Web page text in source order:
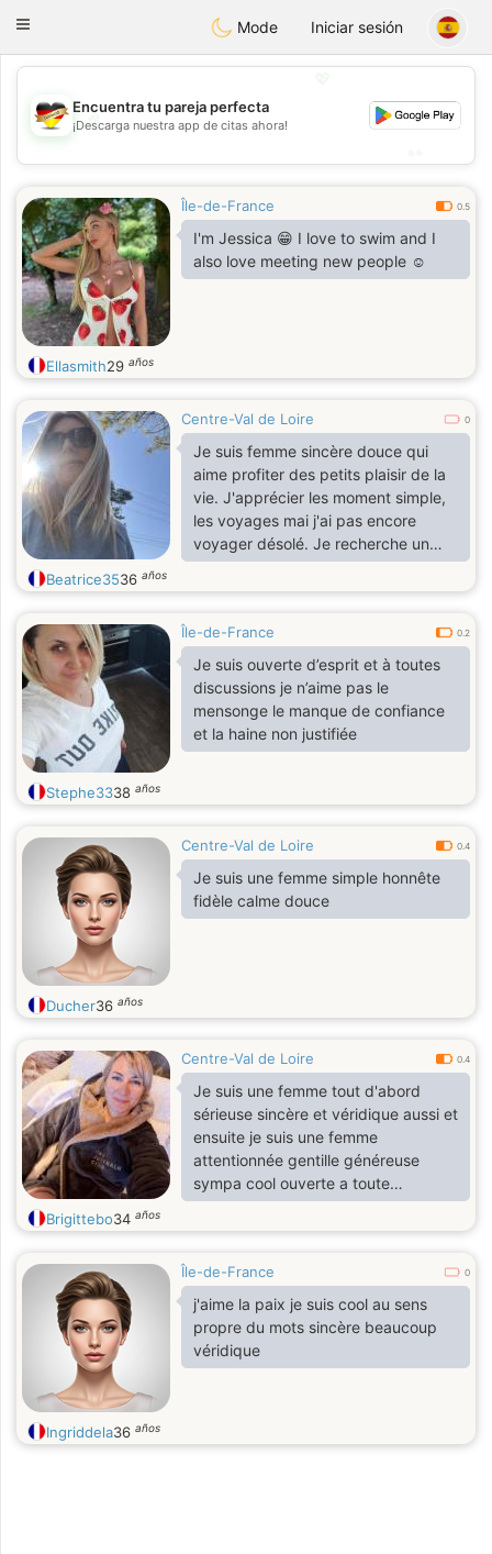
DeutschDating
Toggle
Mode Iniciar sesión
💖
💕
Encuentra tu pareja perfecta
¡Descarga nuestra app de citas ahora!
Île-de-France 0.5
I'm Jessica 😁 I love to swim and I
also love meeting new people ☺️
Ellasmith29 años
Centre-Val de Loire 0
Je suis femme sincère douce qui
aime profiter des petits plaisir de la
vie. J'apprécier les moment simple,
les voyages mai j'ai pas encore
voyager désolé. Je recherche un
homme respectueux, honnête et
attentionné, avec qui partager une
relation sérieuse basée sur la
confiance, le respect et la
communication.
Beatrice3536 años
Île-de-France 0.2
Je suis ouverte d’esprit et à toutes
discussions je n’aime pas le
mensonge le manque de confiance
et la haine non justifiée
Stephe3338 años
Centre-Val de Loire 0.4
Je suis une femme simple honnête
fidèle calme douce
Ducher36 años
Centre-Val de Loire 0.4
Je suis une femme tout d'abord
sérieuse sincère et véridique aussi et
ensuite je suis une femme
attentionnée gentille généreuse
sympa cool ouverte a toute
discussion e surtout très
respectueuse
Brigittebo34 años
Île-de-France 0
j'aime la paix je suis cool au sens
propre du mots sincère beaucoup
véridique
Ingriddela36 años